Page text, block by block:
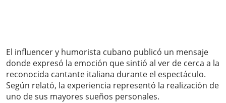
El influencer y humorista cubano publicó un mensaje
donde expresó la emoción que sintió al ver de cerca a la
reconocida cantante italiana durante el espectáculo.
Según relató, la experiencia representó la realización de
uno de sus mayores sueños personales.